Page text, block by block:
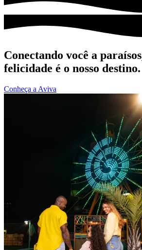
Conectando você a
felicidade é o nosso destino.
Conheça a Aviva